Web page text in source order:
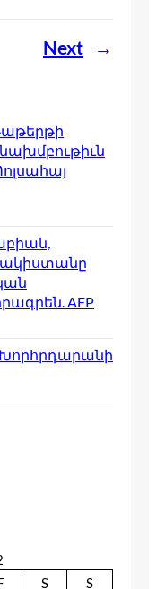
Next →
AFP
S
S